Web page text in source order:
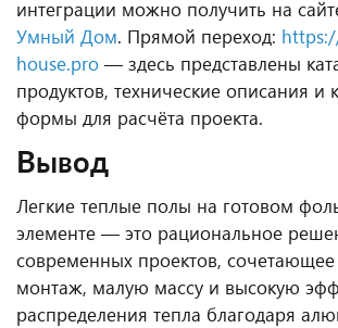
интеграции можно получить на
Умный Дом. Прямой переход:
house.pro — здесь представлены
продуктов, технические описания и
формы для расчёта проекта.
Вывод
Легкие теплые полы на готовом
элементе — это рациональное
современных проектов,
монтаж, малую массу и высокую
распределения тепла благодаря